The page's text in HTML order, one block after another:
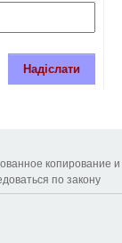
Надіслати
копирование и
по закону